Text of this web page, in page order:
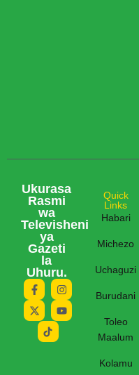
Ukurasa
Rasmi
wa
Televisheni
ya
Gazeti
la
Uhuru.
Quick
Links
Habari
Michezo
Uchaguzi
Burudani
Toleo
Maalum
Kolamu